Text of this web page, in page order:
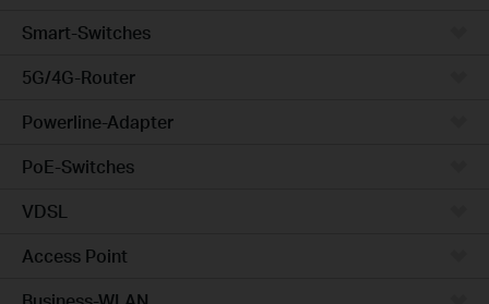
Smart-Switches
5G/4G-Router
Powerline-Adapter
PoE-Switches
VDSL
Access Point